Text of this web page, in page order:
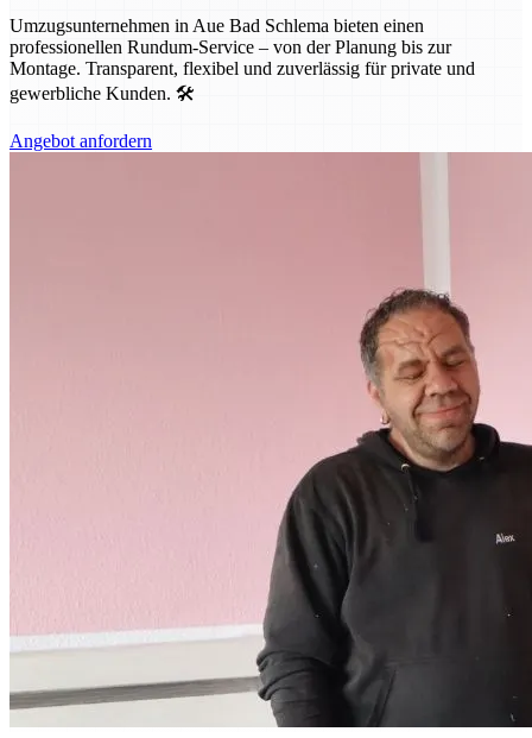
Umzugsunternehmen in Aue Bad Schlema bieten einen
professionellen Rundum-Service – von der Planung bis zur
Montage. Transparent, flexibel und zuverlässig für private und
gewerbliche Kunden. 🛠️
Angebot anfordern